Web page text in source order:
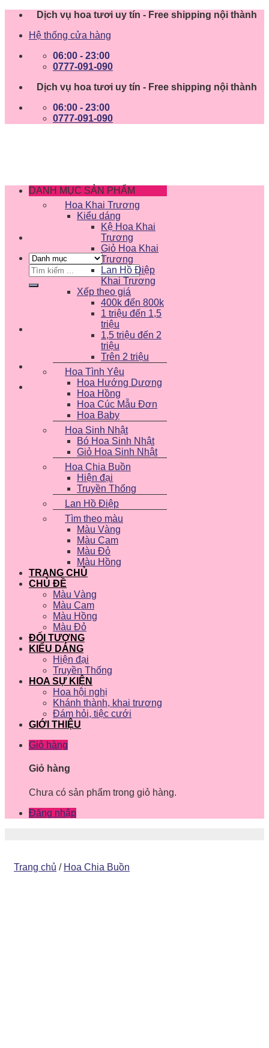
Skip
content
Dịch vụ hoa tươi uy tín - Free shipping nội thành
Hệ thống cửa hàng
06:00 - 23:00
0777-091-090
Dịch vụ hoa tươi uy tín - Free shipping nội thành
06:00 - 23:00
0777-091-090
Tìm
kiếm:
DANH MỤC SẢN PHẨM
Hoa Khai Trương
Kiểu dáng
Kệ Hoa Khai
Trương
Giỏ Hoa Khai
Trương
Lan Hồ Điệp
Khai Trương
Xếp theo giá
400k đến 800k
1 triệu đến 1,5
triệu
1,5 triệu đến 2
triệu
Trên 2 triệu
Hoa Tình Yêu
Hoa Hướng Dương
Hoa Hồng
Hoa Cúc Mẫu Đơn
Hoa Baby
Hoa Sinh Nhật
Bó Hoa Sinh Nhật
Giỏ Hoa Sinh Nhật
Hoa Chia Buồn
Hiện đại
Truyền Thống
Lan Hồ Điệp
Tìm theo màu
Màu Vàng
Màu Cam
Màu Đỏ
Màu Hồng
TRANG CHỦ
CHỦ ĐỀ
Màu Vàng
Màu Cam
Màu Hồng
Màu Đỏ
ĐỐI TƯỢNG
KIỂU DÁNG
Hiện đại
Truyền Thống
HOA SỰ KIỆN
Hoa hội nghị
Khánh thành, khai trương
Đám hỏi, tiệc cưới
GIỚI THIỆU
Giỏ hàng
Giỏ hàng
Chưa có sản phẩm trong giỏ hàng.
Đăng nhập
Trang chủ / Hoa Chia Buồn